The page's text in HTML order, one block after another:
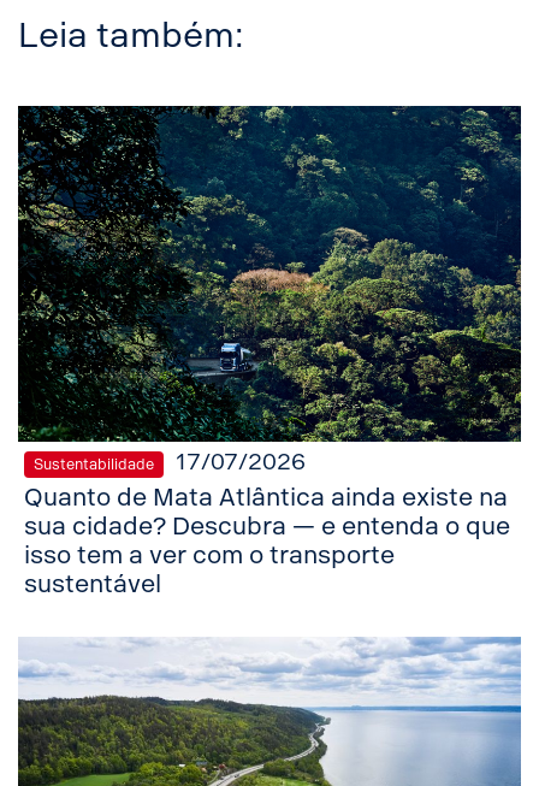
Leia também:
Sustentabilidade 17/07/2026
Quanto de Mata Atlântica ainda existe na
sua cidade? Descubra — e entenda o que
isso tem a ver com o transporte
sustentável